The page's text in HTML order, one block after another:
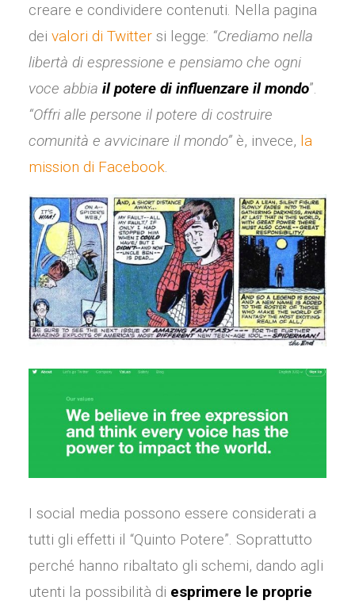
creare e condividere contenuti. Nella pagina
dei valori di Twitter si legge: “Crediamo nella
libertà di espressione e pensiamo che ogni
voce abbia il potere di influenzare il mondo”.
“Offri alle persone il potere di costruire
comunità e avvicinare il mondo” è, invece, la
mission di Facebook.
I social media possono essere considerati a
tutti gli effetti il “Quinto Potere”. Soprattutto
perché hanno ribaltato gli schemi, dando agli
utenti la possibilità di esprimere le proprie